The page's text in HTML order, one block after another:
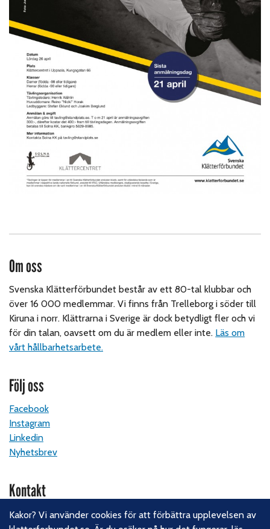
Om oss
Svenska Klätterförbundet består av ett 80-tal klubbar och
över 16 000 medlemmar. Vi finns från Trelleborg i söder till
Kiruna i norr. Klättrarna i Sverige är dock betydligt fler och vi
för din talan, oavsett om du är medlem eller inte. Läs om
vårt hållbarhetsarbete.
Följ oss
Facebook
Instagram
Linkedin
Nyhetsbrev
Kontakt
Svenska Klätterförbundet
Kakor? Vi använder cookies för att förbättra upplevelsen av